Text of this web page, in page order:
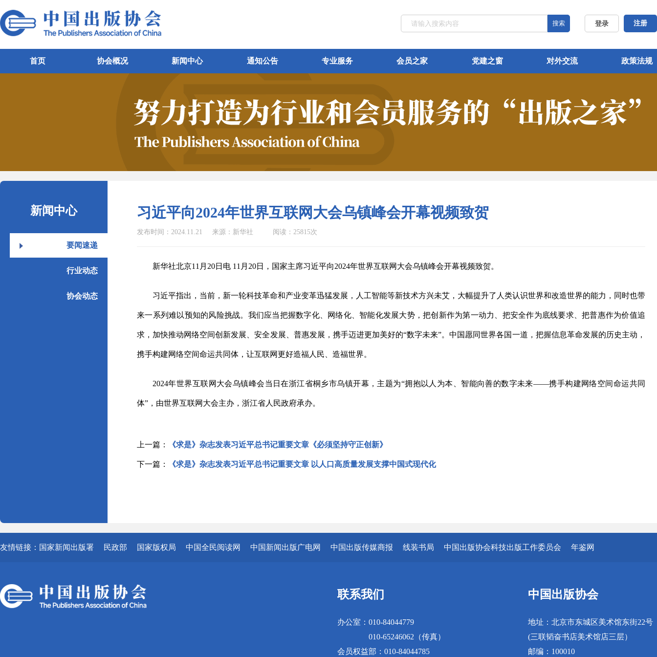
登录 注册
搜索
首页 协会概况 新闻中心 通知公告 专业服务 会员之家 党建之窗 对外交流 政策法规
新闻中心
要闻速递
行业动态
协会动态
习近平向2024年世界互联网大会乌镇峰会开幕视频致贺
发布时间：2024.11.21 来源：新华社 阅读：25815次
新华社北京11月20日电 11月20日，国家主席习近平向2024年世界互联网大会乌镇峰会开幕视频致贺。
习近平指出，当前，新一轮科技革命和产业变革迅猛发展，人工智能等新技术方兴未艾，大幅提升了人类认识世界和改造世界的能力，同时也带
来一系列难以预知的风险挑战。我们应当把握数字化、网络化、智能化发展大势，把创新作为第一动力、把安全作为底线要求、把普惠作为价值追
求，加快推动网络空间创新发展、安全发展、普惠发展，携手迈进更加美好的“数字未来”。中国愿同世界各国一道，把握信息革命发展的历史主动，
携手构建网络空间命运共同体，让互联网更好造福人民、造福世界。
2024年世界互联网大会乌镇峰会当日在浙江省桐乡市乌镇开幕，主题为“拥抱以人为本、智能向善的数字未来——携手构建网络空间命运共同
体”，由世界互联网大会主办，浙江省人民政府承办。
上一篇： 《求是》杂志发表习近平总书记重要文章《必须坚持守正创新》
下一篇： 《求是》杂志发表习近平总书记重要文章 以人口高质量发展支撑中国式现代化
友情链接： 国家新闻出版署 民政部 国家版权局 中国全民阅读网 中国新闻出版广电网 中国出版传媒商报 线装书局 中国出版协会科技出版工作委员会 年鉴网
联系我们
办公室：010-84044779
010-65246062（传真）
会员权益部：010-84044785
中国出版协会
地址：北京市东城区美术馆东街22号
(三联韬奋书店美术馆店三层）
邮编：100010